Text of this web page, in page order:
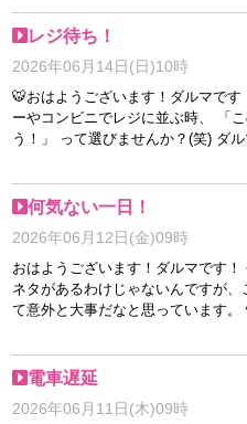
ホの充電をしておいたり、 少しだけ備えておくことも
大切だなと感じました。 何も起きないのが一番です
が、 備えがあるだけで安心感は全然違いますからね＼
(^o^)／ まずは皆さんが無事であることを願っていま
す。 そして今日も変わらない日常を過ごせることに感
謝しながら、 無理せず、自分のペースで頑張っていき
に詳しくありません(笑) オフサイド？ なんとなく聞い
たことある。 フォーメーション？ たぶん大事なやつ。
も不思議なもので、 ルールを全部知らなくても、 みん
なが盛り上がってると気になっちゃ
付けば 「おおー！」 とか 「惜しい！」 とか言いなが
ら見ています。 たぶん半分くらい雰囲気で応援してい
だけは急に詳しくなったりします(笑) ダルマも負けじと
勉強して、 サッカー通っぽい顔で 「いやー、あの試合
は熱かったですね」 と言えるようになりたいと思いま
す(｀・ω・´) まずはルールを覚えるところからですが
(笑) 皆さんは応援している国やチームありますか？ 本
日もよろしくお願いします🔥
レジ待ち！
2026年06月14日(日)10時
🐯おはようございます！ダルマです！ 皆さんはスー
ーやコンビニでレジに並ぶ時、 「この列が一番早そ
う！」 って選びませんか？(笑) ダルマも今日やりまし
だんです。 ところが… 前のお客さんの会計が長い。 レ
ジ袋いるか確認。 ポイントカード探す。 支払い方法悩
イ。 スイスイ。 スイスイ。 気付けば抜かれまくりです
＼(^o^)／ なんなら後から来た人まで先に帰っていきま
す。 もうこうなると買い物じゃなくて、 運です(笑) レ
ジ選びって人生に似てますよね。 正解だと思った方が
のペースでいきましょう！ 本日もよろしくお願いしま
す🔥
何気ない一日！
2026年06月12日(金)09時
おはようございます！ダルマです！ 今日は特に大きな
ネタがあるわけじゃないんですが、
て意外と大事だなと思っています。 忙しい日が続く
んですが、ちゃんと起きて、ご飯食
向かっているだけでも十分頑張ってる
り、忘れ物したり、スーパーで余計
電車遅延
2026年06月11日(木)09時